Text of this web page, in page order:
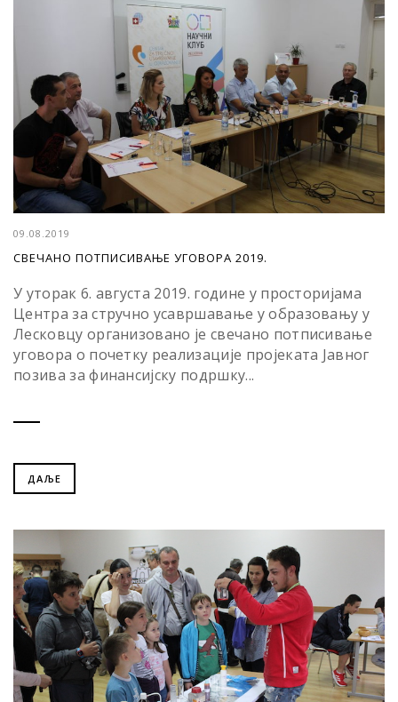
09.08.2019
СВЕЧАНО ПОТПИСИВАЊЕ УГОВОРА 2019.
У уторак 6. августа 2019. године у просторијама
Центра за стручно усавршавање у образовању у
Лесковцу организовано је свечано потписивање
уговора о почетку реализације пројеката Jавног
позива за финансијску подршку...
ДАЉЕ